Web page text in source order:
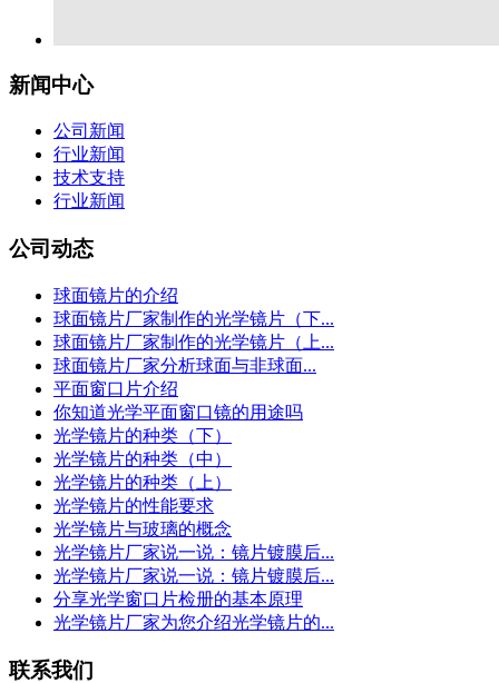
新闻中心
公司新闻
行业新闻
技术支持
行业新闻
公司动态
球面镜片的介绍
球面镜片厂家制作的光学镜片（下...
球面镜片厂家制作的光学镜片（上...
球面镜片厂家分析球面与非球面...
平面窗口片介绍
你知道光学平面窗口镜的用途吗
光学镜片的种类（下）
光学镜片的种类（中）
光学镜片的种类（上）
光学镜片的性能要求
光学镜片与玻璃的概念
光学镜片厂家说一说：镜片镀膜后...
光学镜片厂家说一说：镜片镀膜后...
分享光学窗口片检册的基本原理
光学镜片厂家为您介绍光学镜片的...
联系我们